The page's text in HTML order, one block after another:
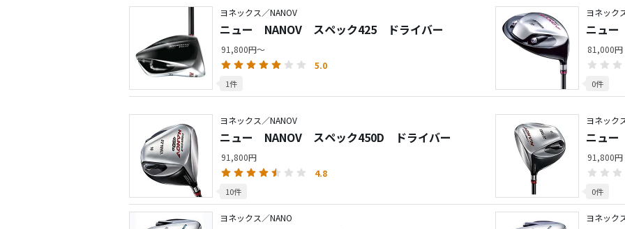
ヨネックス／NANOV
ニュー NANOV スペック425 ドライバー
91,800円～
5.0
1件
ヨネック
ニュ
81,000円
0件
ヨネックス／NANOV
ニュー NANOV スペック450D ドライバー
91,800円
4.8
10件
ヨネック
ニュ
91,800円
0件
ヨネックス／NANO ヨネック